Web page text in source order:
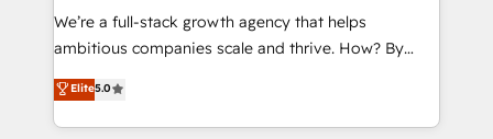
implementations, highly renowned for our business
acumen, process (re-)design experience and a
integrate HubSpot with complex solutions like SAP,
MicroSoft, custom solutions,... Our company also has
We’re a full-stack growth agency that helps
ambitious companies scale and thrive. How? By
upgrading and streamlining every single revenue-
generating aspect of your business. We’re proud
HubSpot Elite Solutions Partners and devout CRM
Elite5.0